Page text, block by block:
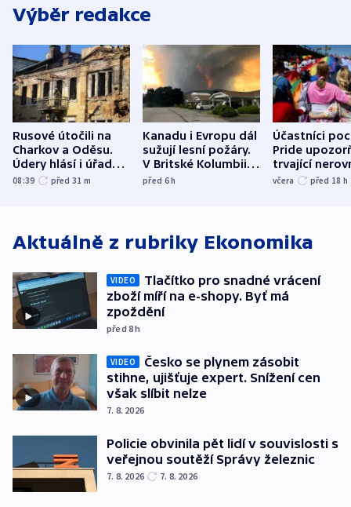
Výběr redakce
Rusové útočili na
Charkov a Oděsu.
Údery hlásí i úřady v
Bělgorodu
08:39 před 31 m
Kanadu i Evropu dál
sužují lesní požáry.
V Britské Kolumbii
evakuovali tisíce lidí
před 6h
Účastníci
Pride
trvající
včera před 18 h
Aktuálně z rubriky Ekonomika
VIDEO
Tlačítko pro snadné vrácení
zboží míří na e-shopy. Byť má
zpoždění
před 8h
VIDEO
Česko se plynem zásobit
stihne, ujišťuje expert. Snížení cen
však slíbit nelze
7. 8. 2026
Policie obvinila pět lidí v souvislosti s
veřejnou soutěží Správy železnic
7. 8. 2026 7. 8. 2026